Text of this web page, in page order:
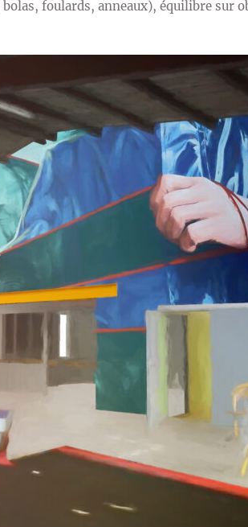
foulards, anneaux), équilibre sur